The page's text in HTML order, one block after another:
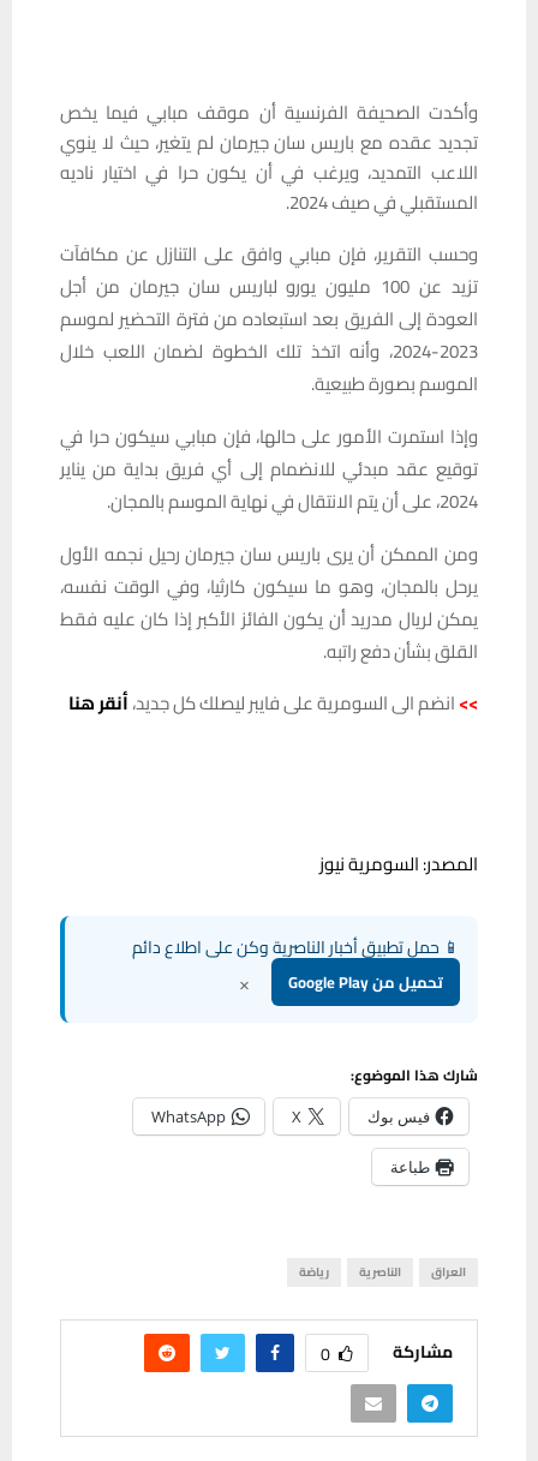
وأكدت الصحيفة الفرنسية أن موقف مبابي فيما يخص
تجديد عقده مع باريس سان جيرمان لم يتغير، حيث لا ينوي
اللاعب التمديد، ويرغب في أن يكون حرا في اختيار ناديه
المستقبلي في صيف 2024.
وحسب التقرير، فإن مبابي وافق على التنازل عن مكافآت
تزيد عن 100 مليون يورو لباريس سان جيرمان من أجل
العودة إلى الفريق بعد استبعاده من فترة التحضير لموسم
2023-2024، وأنه اتخذ تلك الخطوة لضمان اللعب خلال
الموسم بصورة طبيعية.
وإذا استمرت الأمور على حالها، فإن مبابي سيكون حرا في
توقيع عقد مبدئي للانضمام إلى أي فريق بداية من يناير
2024، على أن يتم الانتقال في نهاية الموسم بالمجان.
ومن الممكن أن يرى باريس سان جيرمان رحيل نجمه الأول
يرحل بالمجان، وهو ما سيكون كارثيا، وفي الوقت نفسه،
يمكن لريال مدريد أن يكون الفائز الأكبر إذا كان عليه فقط
القلق بشأن دفع راتبه.
>>انضم الى السومرية على فايبر ليصلك كل جديد،أنقر هنا
المصدر: السومرية نيوز
📱 حمل تطبيق أخبار الناصرية وكن على اطلاع دائم
تحميل من Google Play ×
شارك هذا الموضوع:
فيس بوك X
WhatsApp
طباعة
العراق الناصرية رياضة
مشاركة 0